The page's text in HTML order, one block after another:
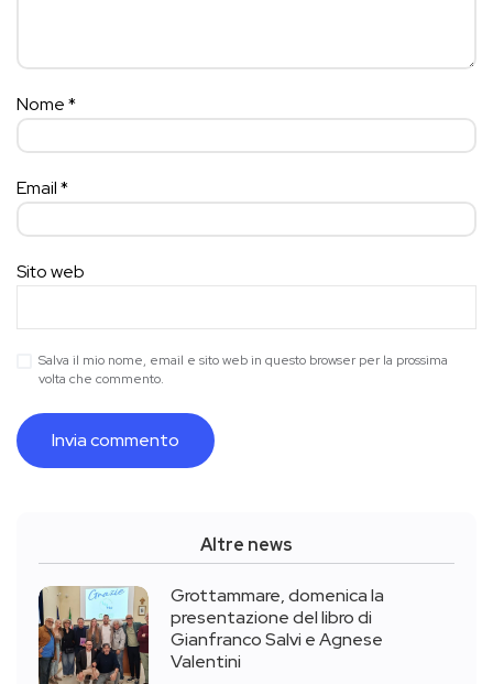
Nome*
Email*
Sito web
Salva il mio nome, email e sito web in questo browser per la prossima
volta che commento.
Altre news
Grottammare, domenica la
presentazione del libro di
Gianfranco Salvi e Agnese
Valentini